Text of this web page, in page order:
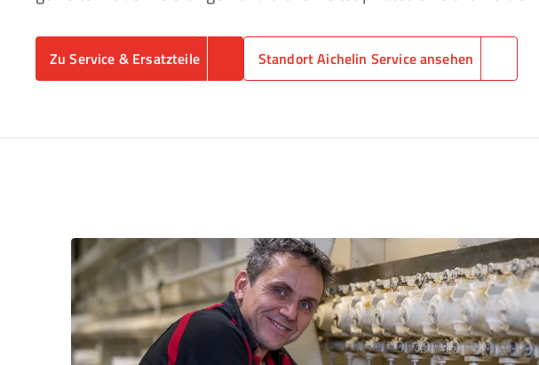
Zu Service & Ersatzteile Standort Aichelin Service ansehen